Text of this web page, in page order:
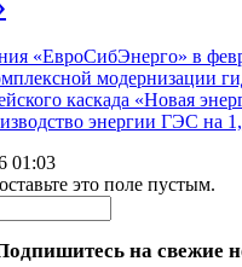
«ЕвроСибЭнерго» в
модернизации
каскада «Новая
энергии ГЭС на
01:03
это поле пустым.
на свежие